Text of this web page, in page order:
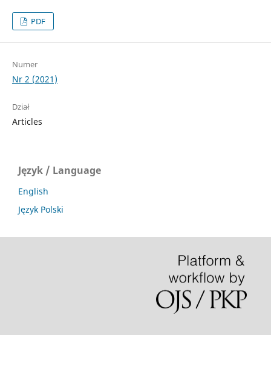
PDF
Numer
Nr 2 (2021)
Dział
Articles
Język / Language
English
Język Polski